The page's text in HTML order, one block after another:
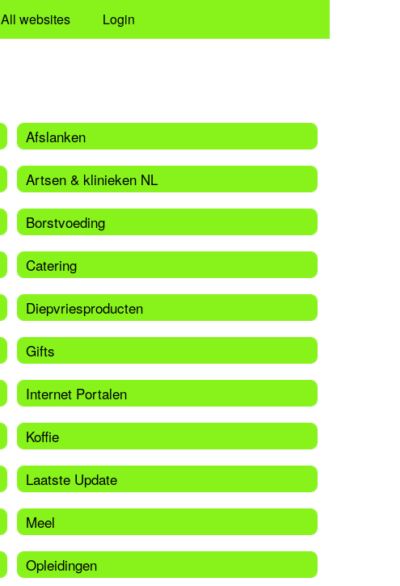
All websites Login
Afslanken
Artsen & klinieken NL
Borstvoeding
Catering
Diepvriesproducten
Gifts
Internet Portalen
Koffie
Laatste Update
Meel
Opleidingen